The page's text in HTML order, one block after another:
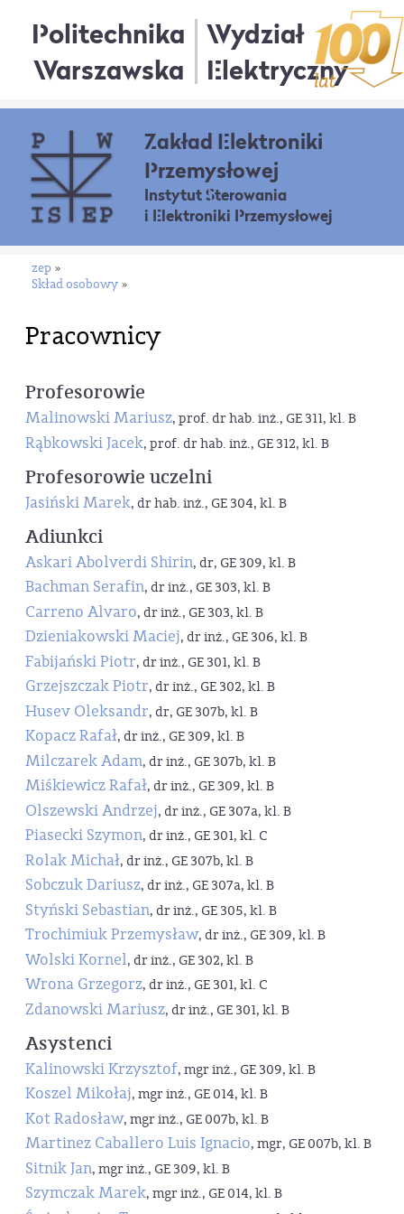
Politechnika
Warszawska
Wydział
Elektryczny
Zakład Elektroniki
Przemysłowej
Instytut Sterowania
i Elektroniki Przemysłowej
zep »
Skład osobowy »
Pracownicy
Profesorowie
Malinowski Mariusz, prof. dr hab. inż., GE 311, kl. B
Rąbkowski Jacek, prof. dr hab. inż., GE 312, kl. B
Profesorowie uczelni
Jasiński Marek, dr hab. inż., GE 304, kl. B
Adiunkci
Askari Abolverdi Shirin, dr, GE 309, kl. B
Bachman Serafin, dr inż., GE 303, kl. B
Carreno Alvaro, dr inż., GE 303, kl. B
Dzieniakowski Maciej, dr inż., GE 306, kl. B
Fabijański Piotr, dr inż., GE 301, kl. B
Grzejszczak Piotr, dr inż., GE 302, kl. B
Husev Oleksandr, dr, GE 307b, kl. B
Kopacz Rafał, dr inż., GE 309, kl. B
Milczarek Adam, dr inż., GE 307b, kl. B
Miśkiewicz Rafał, dr inż., GE 309, kl. B
Olszewski Andrzej, dr inż., GE 307a, kl. B
Piasecki Szymon, dr inż., GE 301, kl. C
Rolak Michał, dr inż., GE 307b, kl. B
Sobczuk Dariusz, dr inż., GE 307a, kl. B
Styński Sebastian, dr inż., GE 305, kl. B
Trochimiuk Przemysław, dr inż., GE 309, kl. B
Wolski Kornel, dr inż., GE 302, kl. B
Wrona Grzegorz, dr inż., GE 301, kl. C
Zdanowski Mariusz, dr inż., GE 301, kl. B
Asystenci
Kalinowski Krzysztof, mgr inż., GE 309, kl. B
Koszel Mikołaj, mgr inż., GE 014, kl. B
Kot Radosław, mgr inż., GE 007b, kl. B
Martinez Caballero Luis Ignacio, mgr, GE 007b, kl. B
Sitnik Jan, mgr inż., GE 309, kl. B
Szymczak Marek, mgr inż., GE 014, kl. B